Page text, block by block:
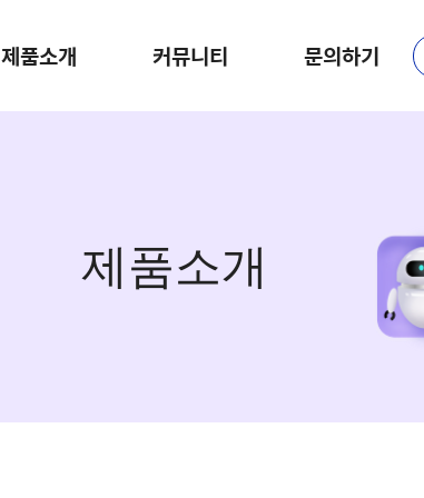
제품소개 커뮤니티 문의하기
제품소개